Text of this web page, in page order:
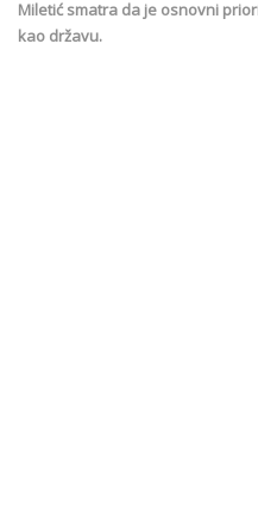
Miletić smatra da je osnovni
kao državu.